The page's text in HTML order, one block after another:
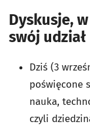
Dyskusje,
swój udział
Dziś (3
poświęcone
nauka,
czyli